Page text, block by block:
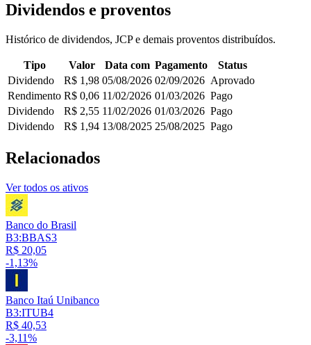
Dividendos e proventos
Histórico de dividendos, JCP e demais proventos distribuídos.
Tipo Valor Data com Pagamento
Status
Dividendo
R$ 1,98 05/08/2026 02/09/2026 Aprovado
Rendimento R$ 0,06 11/02/2026 01/03/2026 Pago
Dividendo
R$ 2,55 11/02/2026 01/03/2026 Pago
Dividendo
R$ 1,94 13/08/2025 25/08/2025 Pago
Relacionados
Ver todos os ativos
Banco do Brasil
B3:BBAS3
R$ 20,05
-1,13%
Banco Itaú Unibanco
B3:ITUB4
R$ 40,53
-3,11%